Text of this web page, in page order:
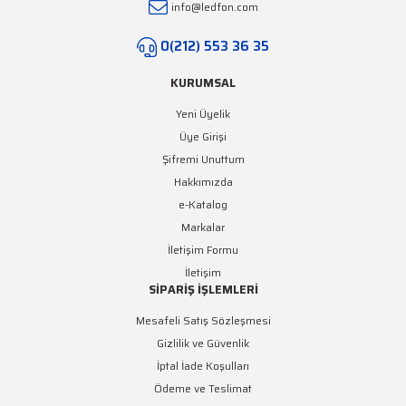
Gönder
info@ledfon.com
0(212) 553 36 35
KURUMSAL
Yeni Üyelik
Üye Girişi
Şifremi Unuttum
Hakkımızda
e-Katalog
Markalar
İletişim Formu
İletişim
SİPARİŞ İŞLEMLERİ
Mesafeli Satış Sözleşmesi
Gizlilik ve Güvenlik
İptal İade Koşulları
Ödeme ve Teslimat